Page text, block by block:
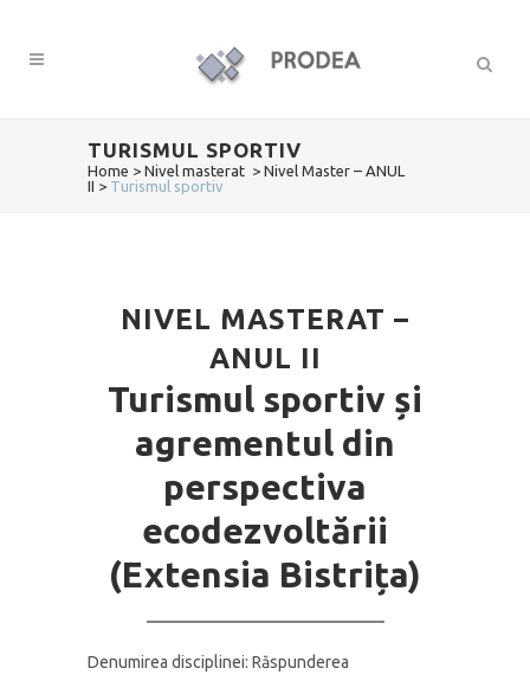
TURISMUL SPORTIV
Home > Nivel masterat > Nivel Master – ANUL
II > Turismul sportiv
NIVEL MASTERAT –
ANUL II
Turismul sportiv și
agrementul din
perspectiva
ecodezvoltării
(Extensia Bistrița)
Denumirea disciplinei: Răspunderea